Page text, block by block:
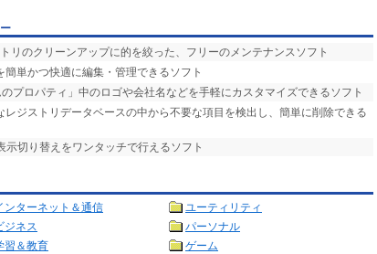
リのクリーンアップに的を絞った、フリーのメンテナンスソフト
簡単かつ快適に編集・管理できるソフト
プロパティ」中のロゴや会社名などを手軽にカスタマイズできるソフト
レジストリデータベースの中から不要な項目を検出し、簡単に削除できる
示切り替えをワンタッチで行えるソフト
ンターネット＆通信
ユーティリティ
ジネス
パーソナル
習＆教育
ゲーム